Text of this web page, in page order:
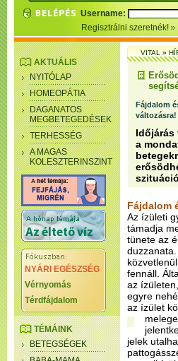
Username:
Regisztrálni szeretnék!
AKTUÁLIS
NYITÓLAP
HOMEOPÁTIA
DAGANATOS
MEGBETEGEDÉSEK
TERHESSÉG
A MAGAS
KOLESZTERINSZINT
NYÁRI EGÉSZSÉG
Vérnyomás
Térdfájdalom
TÉMÁINK
BETEGSÉGEK
VITAL»
Fájdalom
változásra!
Időjárás
a
Fájdalom
Az ízületi
támadja
tünete az
fennáll.
az
egyre
az ízület
jelek